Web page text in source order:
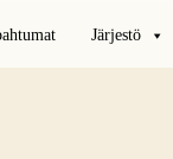
Järjestö